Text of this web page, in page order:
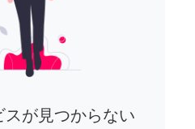
スが見つからない